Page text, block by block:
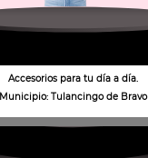
Accesorios para tu día a día.
Municipio: Tulancingo de Bravo